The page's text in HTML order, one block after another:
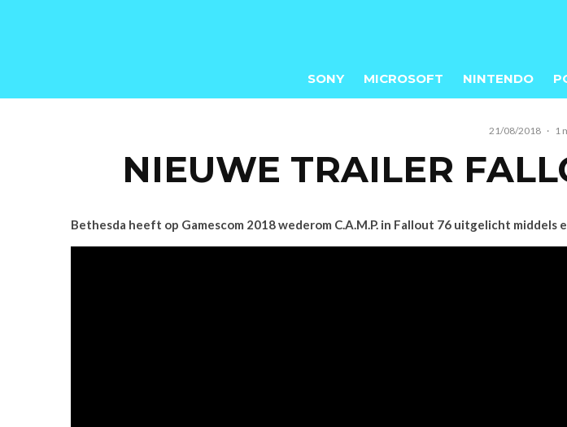
SONY MICROSOFT NINTENDO
21/08/2018 · 1
NIEUWE TRAILER
Bethesda heeft op Gamescom 2018 wederom C.A.M.P. in Fallout 76 uitgelicht middels